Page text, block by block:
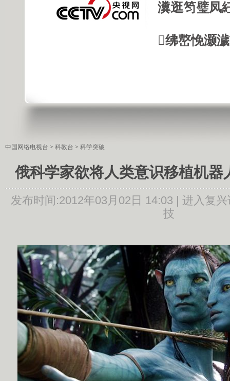
瀵逛笉璧凤
绋嶅悗灏
中国网络电视台 > 科教台 > 科学突破
俄科学家欲将人类意识移植机器
发布时间:2012年03月02日 14:03 | 进入复兴
技